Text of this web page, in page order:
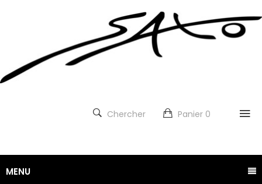
Panier 0
Chercher
MENU